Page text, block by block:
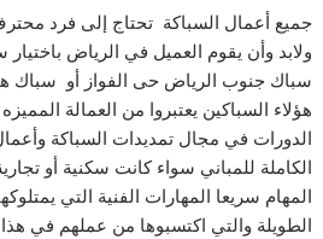
جميع أعمال السباكة تحتاج إلى فرد
ولابد وأن يقوم العميل في الرياض
سباك جنوب الرياض حى الفواز أو
هؤلاء السباكين يعتبروا من العمالة
الدورات في مجال تمديدات السباكة
الكاملة للمباني سواء كانت سكنية أو
المهام سريعا المهارات الفنية التي
الطويلة والتي اكتسبوها من عملهم في